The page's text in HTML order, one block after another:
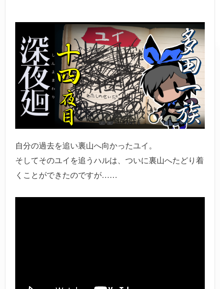
自分の過去を追い裏山へ向かったユイ。
そしてそのユイを追うハルは、ついに裏山へたどり着
くことができたのですが……